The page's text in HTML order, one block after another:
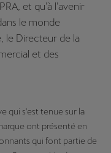
et qu'à l'avenir
le monde
le Directeur de la
et des
qui s'est tenue sur la
ont présenté en
qui font partie de